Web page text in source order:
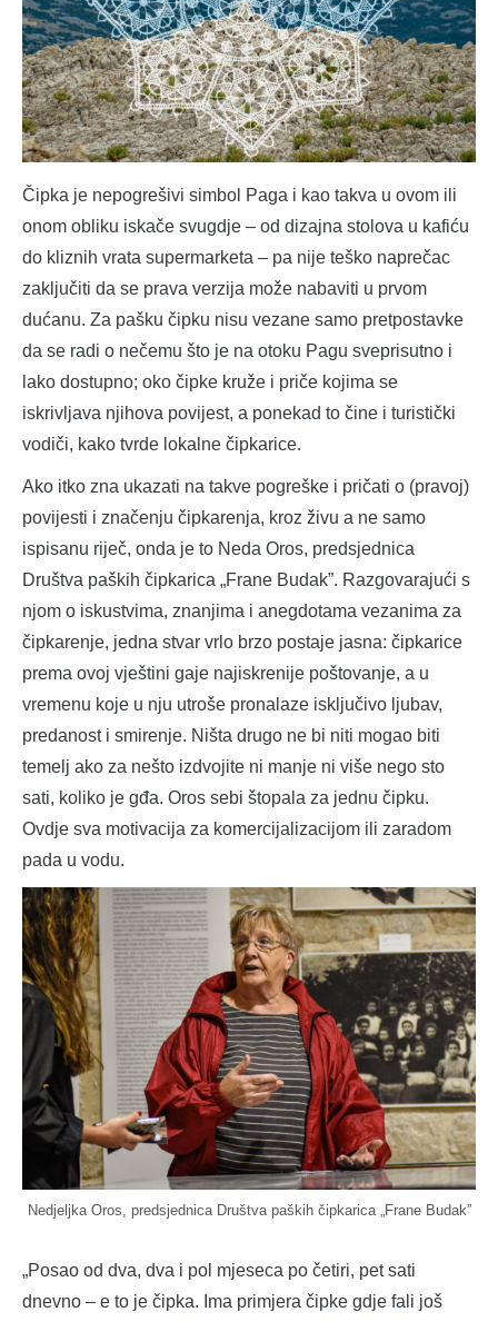
Čipka je nepogrešivi simbol Paga i kao takva u ovom ili
onom obliku iskače svugdje – od dizajna stolova u kafiću
do kliznih vrata supermarketa – pa nije teško naprečac
zaključiti da se prava verzija može nabaviti u prvom
dućanu. Za pašku čipku nisu vezane samo pretpostavke
da se radi o nečemu što je na otoku Pagu sveprisutno i
lako dostupno; oko čipke kruže i priče kojima se
iskrivljava njihova povijest, a ponekad to čine i turistički
vodiči, kako tvrde lokalne čipkarice.
Ako itko zna ukazati na takve pogreške i pričati o (pravoj)
povijesti i značenju čipkarenja, kroz živu a ne samo
ispisanu riječ, onda je to Neda Oros, predsjednica
Društva paških čipkarica „Frane Budak”. Razgovarajući s
njom o iskustvima, znanjima i anegdotama vezanima za
čipkarenje, jedna stvar vrlo brzo postaje jasna: čipkarice
prema ovoj vještini gaje najiskrenije poštovanje, a u
vremenu koje u nju utroše pronalaze isključivo ljubav,
predanost i smirenje. Ništa drugo ne bi niti mogao biti
temelj ako za nešto izdvojite ni manje ni više nego sto
sati, koliko je gđa. Oros sebi štopala za jednu čipku.
Ovdje sva motivacija za komercijalizacijom ili zaradom
pada u vodu.
Nedjeljka Oros, predsjednica Društva paških čipkarica „Frane Budak”
„Posao od dva, dva i pol mjeseca po četiri, pet sati
dnevno – e to je čipka. Ima primjera čipke gdje fali još